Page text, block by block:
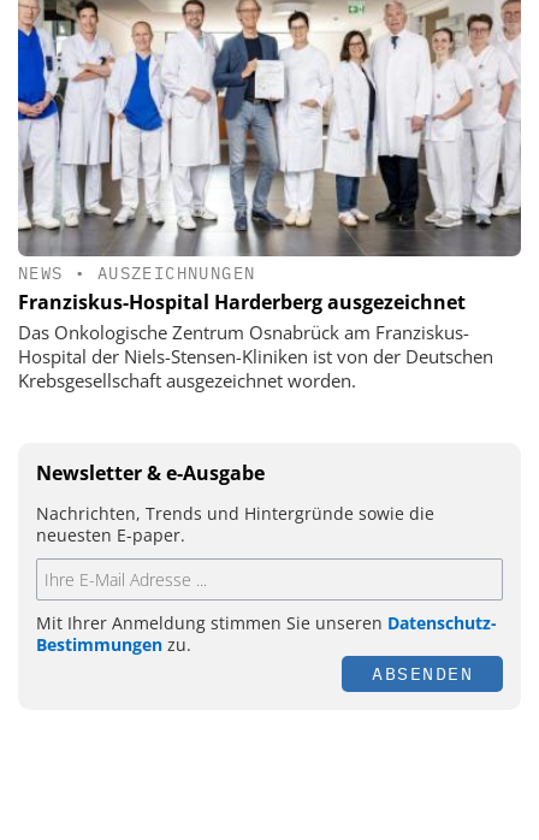
NEWS • AUSZEICHNUNGEN
Franziskus-Hospital Harderberg ausgezeichnet
Das Onkologische Zentrum Osnabrück am Franziskus-
Hospital der Niels-Stensen-Kliniken ist von der Deutschen
Krebsgesellschaft ausgezeichnet worden.
Newsletter & e-Ausgabe
Nachrichten, Trends und Hintergründe sowie die
neuesten E-paper.
Mit Ihrer Anmeldung stimmen Sie unseren Datenschutz-
Bestimmungen zu.
ABSENDEN